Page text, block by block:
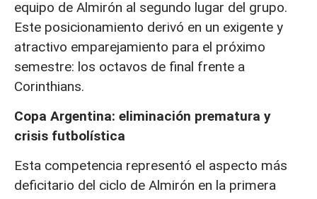
equipo de Almirón al segundo lugar del grupo.
Este posicionamiento derivó en un exigente y
atractivo emparejamiento para el próximo
semestre: los octavos de final frente a
Corinthians.
Copa Argentina: eliminación prematura y
crisis futbolística
Esta competencia representó el aspecto más
deficitario del ciclo de Almirón en la primera